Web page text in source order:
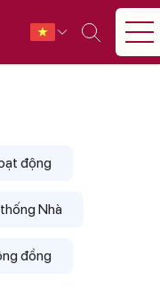
động
Nhà
đồng